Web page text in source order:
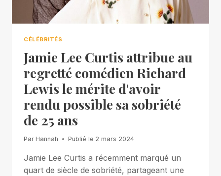
CÉLÉBRITÉS
Jamie Lee Curtis attribue au
regretté comédien Richard
Lewis le mérite d'avoir
rendu possible sa sobriété
de 25 ans
Par Hannah Publié le 2 mars 2024
Jamie Lee Curtis a récemment marqué un
quart de siècle de sobriété, partageant une